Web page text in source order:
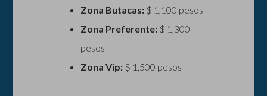
Zona Butacas: $ 1,100 pesos
Zona Preferente: $ 1,300
pesos
Zona Vip: $ 1,500 pesos